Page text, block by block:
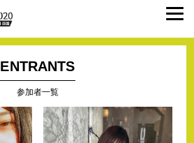
ENTRANTS
参加者一覧